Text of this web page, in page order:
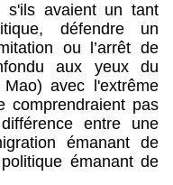
s'ils avaient un tant
défendre un
ou l’arrêt de
aux yeux du
avec l'extrême
comprendraient pas
entre une
émanant de
émanant de